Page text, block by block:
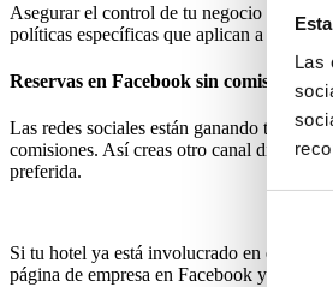
Las
Asegurar el control de tu negocio es de
políticas específicas que aplican a las
Reservas en Facebook sin comisiones
Las redes sociales están ganando terreno
comisiones. Así creas otro canal directo
preferida.
Si tu hotel ya está involucrado en
página de empresa en Facebook y en el